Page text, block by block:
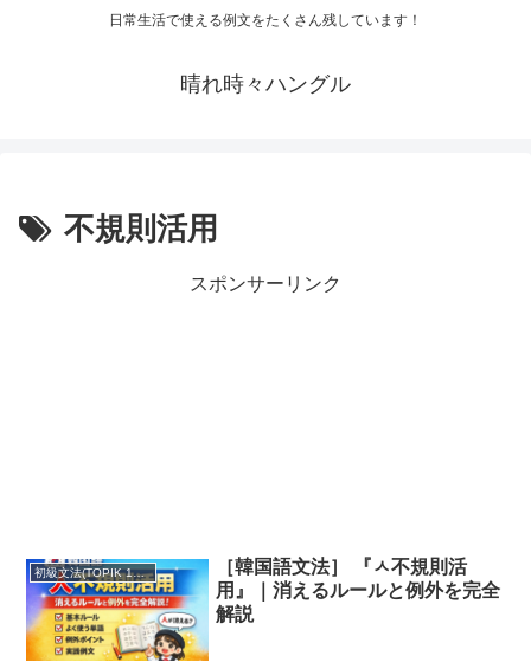
日常生活で使える例文をたくさん残しています！
晴れ時々ハングル
不規則活用
スポンサーリンク
初級文法(TOPIK 1・2級)
［韓国語文法］ 『ㅅ不規則活
用』｜消えるルールと例外を完全
解説